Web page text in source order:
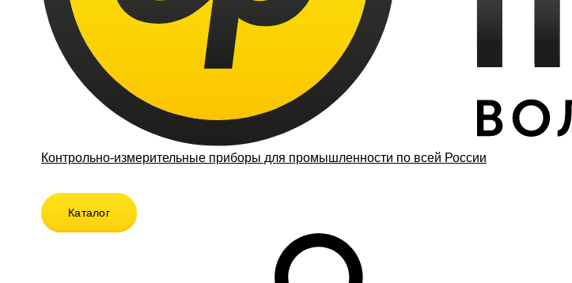
Контрольно-измерительные приборы для промышленности по всей России
Каталог